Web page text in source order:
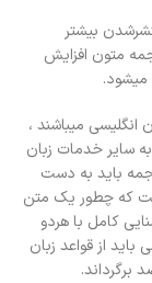
بیشتر
متون افزایش
میشود.
انگلیسی میباشند ،
سایر خدمات زبان
باید به دست
که چطور یک متن
کامل با هردو
باید از قواعد زبان
برگرداند.